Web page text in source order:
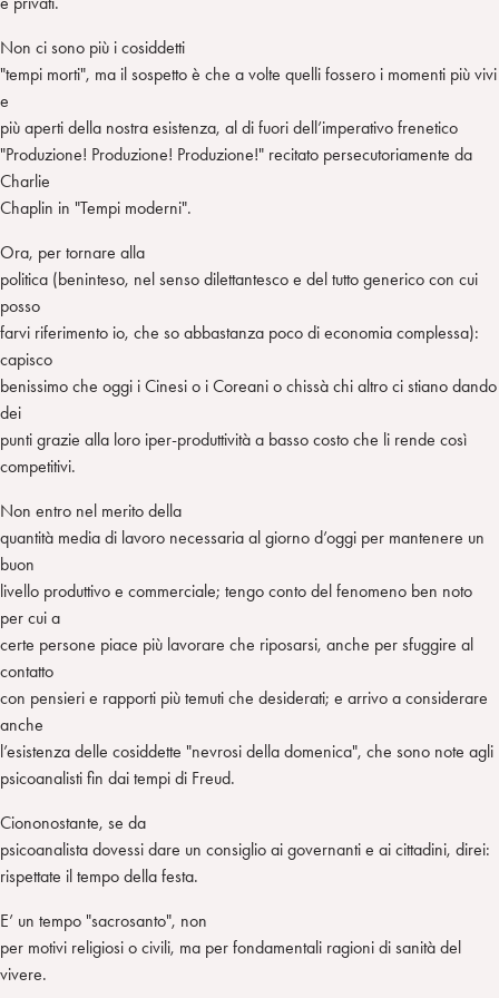
Non ci sono più i cosiddetti
"tempi morti", ma il sospetto è che a volte quelli fossero i momenti più vivi
e
più aperti della nostra esistenza, al di fuori dell’imperativo frenetico
"Produzione! Produzione! Produzione!" recitato persecutoriamente da
Charlie
Chaplin in "Tempi moderni".
Ora, per tornare alla
politica (beninteso, nel senso dilettantesco e del tutto generico con cui
posso
farvi riferimento io, che so abbastanza poco di economia complessa):
capisco
benissimo che oggi i Cinesi o i Coreani o chissà chi altro ci stiano dando
dei
punti grazie alla loro iper-produttività a basso costo che li rende così
competitivi.
Non entro nel merito della
quantità media di lavoro necessaria al giorno d’oggi per mantenere un
buon
livello produttivo e commerciale; tengo conto del fenomeno ben noto
per cui a
certe persone piace più lavorare che riposarsi, anche per sfuggire al
contatto
con pensieri e rapporti più temuti che desiderati; e arrivo a considerare
anche
l’esistenza delle cosiddette "nevrosi della domenica", che sono note agli
psicoanalisti fin dai tempi di Freud.
Ciononostante, se da
psicoanalista dovessi dare un consiglio ai governanti e ai cittadini, direi:
rispettate il tempo della festa.
E’ un tempo "sacrosanto", non
per motivi religiosi o civili, ma per fondamentali ragioni di sanità del
vivere.